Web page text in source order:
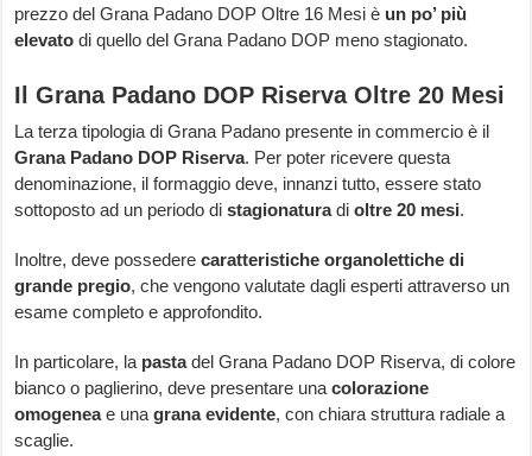
prezzo del Grana Padano DOP Oltre 16 Mesi è un po’ più
elevato di quello del Grana Padano DOP meno stagionato.
Il Grana Padano DOP Riserva Oltre 20 Mesi
La terza tipologia di Grana Padano presente in commercio è il
Grana Padano DOP Riserva. Per poter ricevere questa
denominazione, il formaggio deve, innanzi tutto, essere stato
sottoposto ad un periodo di stagionaturadioltre 20 mesi.
Inoltre, deve possederecaratteristiche organolettiche di
grande pregio, che vengono valutate dagli esperti attraverso un
esame completo e approfondito.
In particolare, la pastadel Grana Padano DOP Riserva, di colore
bianco o paglierino, deve presentare unacolorazione
omogeneae unagrana evidente, con chiara struttura radiale a
scaglie.